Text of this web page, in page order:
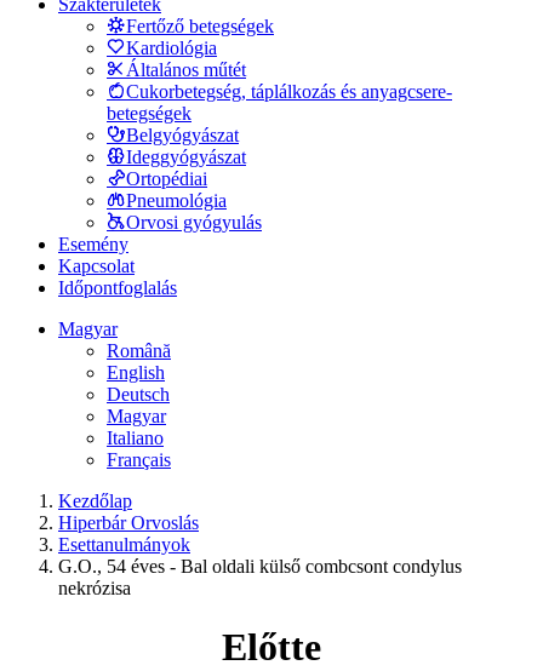
Szakterületek
Fertőző betegségek
Kardiológia
Általános műtét
Cukorbetegség, táplálkozás és anyagcsere-
betegségek
Belgyógyászat
Ideggyógyászat
Ortopédiai
Pneumológia
Orvosi gyógyulás
Esemény
Kapcsolat
Időpontfoglalás
Magyar
Română
English
Deutsch
Magyar
Italiano
Français
Kezdőlap
Hiperbár Orvoslás
Esettanulmányok
G.O., 54 éves - Bal oldali külső combcsont condylus
nekrózisa
Előtte